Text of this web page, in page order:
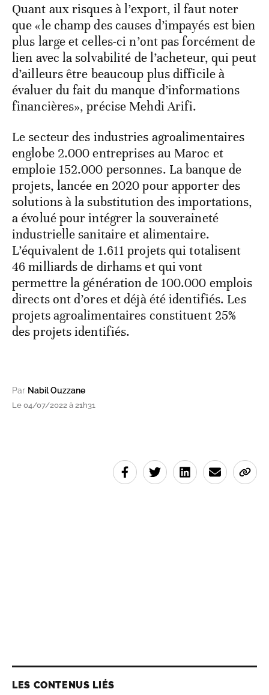
Quant aux risques à l’export, il faut noter
que «le champ des causes d’impayés est bien
plus large et celles-ci n’ont pas forcément de
lien avec la solvabilité de l’acheteur, qui peut
d’ailleurs être beaucoup plus difficile à
évaluer du fait du manque d’informations
financières», précise Mehdi Arifi.
Le secteur des industries agroalimentaires
englobe 2.000 entreprises au Maroc et
emploie 152.000 personnes. La banque de
projets, lancée en 2020 pour apporter des
solutions à la substitution des importations,
a évolué pour intégrer la souveraineté
industrielle sanitaire et alimentaire.
L’équivalent de 1.611 projets qui totalisent
46 milliards de dirhams et qui vont
permettre la génération de 100.000 emplois
directs ont d’ores et déjà été identifiés. Les
projets agroalimentaires constituent 25%
des projets identifiés.
Par Nabil Ouzzane
Le 04/07/2022 à 21h31
LES CONTENUS LIÉS